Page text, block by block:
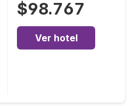
$98.767
Ver hotel